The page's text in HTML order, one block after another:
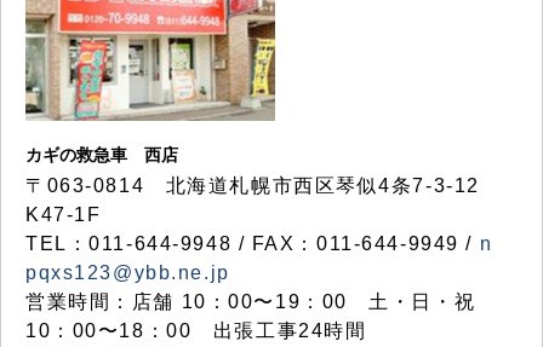
カギの救急車 西店
〒063-0814 北海道札幌市西区琴似4条7-3-12
K47-1F
TEL：011-644-9948 / FAX：011-644-9949 / n
pqxs123@ybb.ne.jp
営業時間：店舗 10：00〜19：00 土・日・祝
10：00〜18：00 出張工事24時間